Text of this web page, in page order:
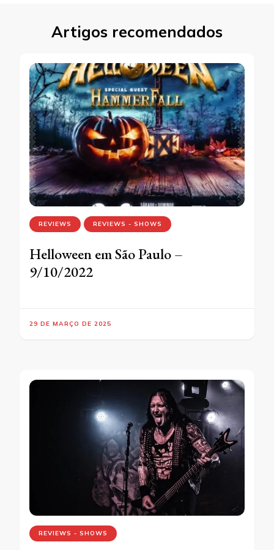
Artigos recomendados
REVIEWS REVIEWS - SHOWS
Helloween em São Paulo –
9/10/2022
29 DE MARÇO DE 2025
REVIEWS - SHOWS